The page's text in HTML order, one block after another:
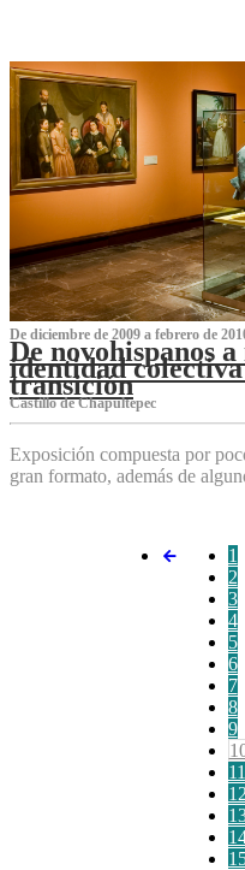
De diciembre de 2009 a febrero de
De novohispanos
identidad
transición
Castillo de Chapultepec
Exposición compuesta por
gran formato, además de
1
2
3
4
5
6
7
8
9
11
12